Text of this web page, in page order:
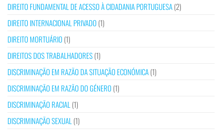
DIREITO FUNDAMENTAL DE ACESSO À CIDADANIA PORTUGUESA(2)
DIREITO INTERNACIONAL PRIVADO (1)
DIREITO MORTUÁRIO (1)
DIREITOS DOS TRABALHADORES(1)
DISCRIMINAÇÃO EM RAZÃO DA SITUAÇÃO ECONÓMICA(1)
DISCRIMINAÇÃO EM RAZÃO DO GÉNERO (1)
DISCRIMINAÇÃO RACIAL (1)
DISCRIMINAÇÃO SEXUAL (1)